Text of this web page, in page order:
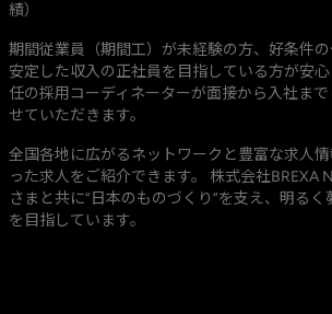
績）
期間従業員（期間工）が未経験の方、好条件の
安定した収入の正社員を目指している方が安
任の採用コーディネーターが面接から入社ま
せていただきます。
全国各地に広がるネットワークと豊富な求人
った求人をご紹介できます。 株式会社BREXA
さまと共に“日本のものづくり”を支え、明る
を目指しています。